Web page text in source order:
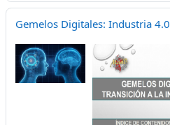
Gemelos Digitales: Industria 4.0